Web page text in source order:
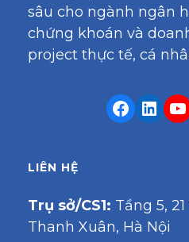
sâu cho ngành ngân
chứng khoán và
project thực tế, cá
LIÊN HỆ
Trụ sở/CS1: Tầng 5,
Thanh Xuân, Hà Nội